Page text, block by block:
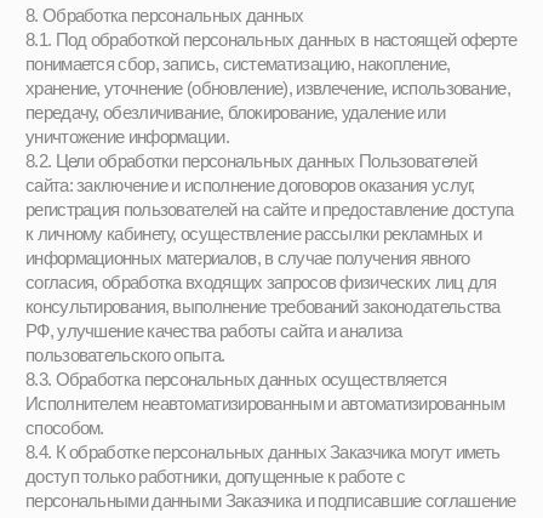
Направления
Группа «4-6»
Группа «7-9»
Группа «10-13»
Группа «14-17»
Интенсив «12-16»
Летний интенсив, 2026
О студии
Студия
Наставники
Коммьюнити
*META является запрещённой
организацией на территории
РФ
Социальные
сети
Telegram-канал
защищены. Копирование с сайта
запрещено!
Родителям и детям
Блог
Контакты
Адрес:
Тел:
Москва, улица Верхняя
Красносельская, 7с2
+7 991 779–26–20